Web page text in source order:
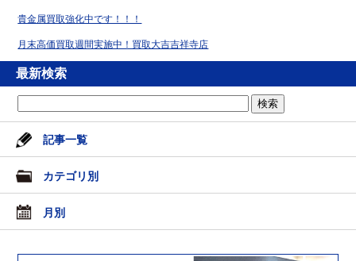
貴金属買取強化中です！！！
月末高価買取週間実施中！買取大吉吉祥寺店
最新検索
記事一覧
カテゴリ別
月別